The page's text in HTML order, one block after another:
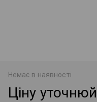
Немає в наявності
Ціну